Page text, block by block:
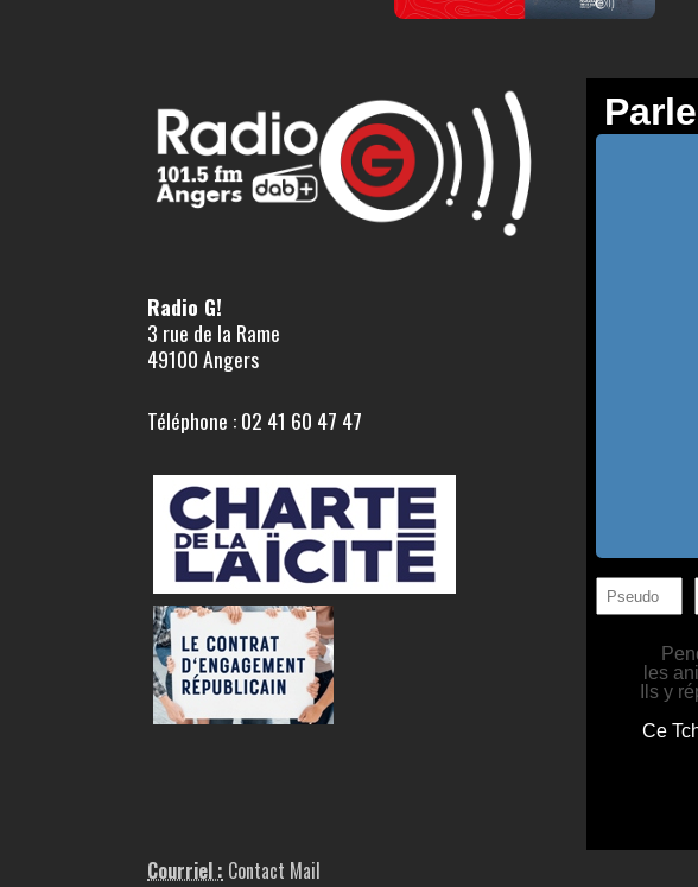
Radio G!
3 rue de la Rame
49100 Angers
Téléphone : 02 41 60 47 47
Courriel : Contact Mail